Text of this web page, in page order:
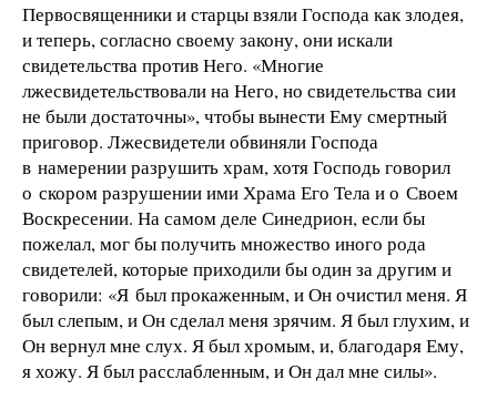
Первосвященники и старцы взяли Господа как злодея,
и теперь, согласно своему закону, они искали
свидетельства против Него. «Многие
лжесвидетельствовали на Него, но свидетельства сии
не были достаточны», чтобы вынести Ему смертный
приговор. Лжесвидетели обвиняли Господа
в намерении разрушить храм, хотя Господь говорил
о скором разрушении ими Храма Его Тела и о Своем
Воскресении. На самом деле Синедрион, если бы
пожелал, мог бы получить множество иного рода
свидетелей, которые приходили бы один за другим и
говорили: «Я был прокаженным, и Он очистил меня. Я
был слепым, и Он сделал меня зрячим. Я был глухим, и
Он вернул мне слух. Я был хромым, и, благодаря Ему,
я хожу. Я был расслабленным, и Он дал мне силы».